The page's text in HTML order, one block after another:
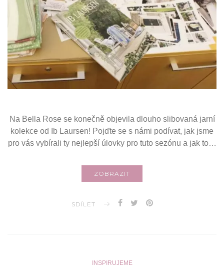
Na Bella Rose se konečně objevila dlouho slibovaná jarní
kolekce od Ib Laursen! Pojďte se s námi podívat, jak jsme
pro vás vybírali ty nejlepší úlovky pro tuto sezónu a jak to…
ZOBRAZIT
SDÍLET
INSPIRUJEME